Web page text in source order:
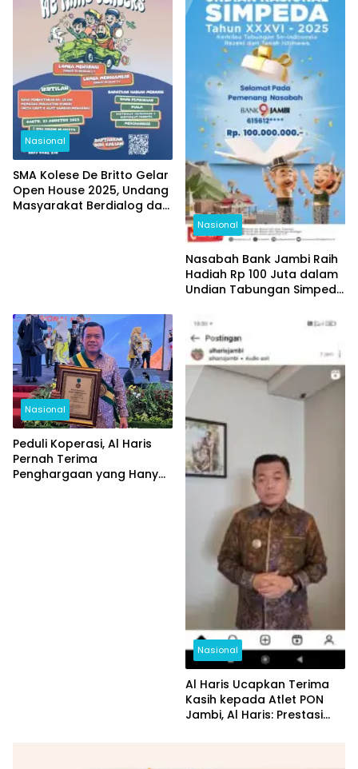
Nasional
SMA Kolese De Britto Gelar
Open House 2025, Undang
Masyarakat Berdialog dan
Nasional
Nasabah Bank Jambi Raih
Hadiah Rp 100 Juta dalam
Undian Tabungan Simpeda
Nasional
Peduli Koperasi, Al Haris
Pernah Terima
Penghargaan yang Hanya
Nasional
Al Haris Ucapkan Terima
Kasih kepada Atlet PON
Jambi, Al Haris: Prestasi